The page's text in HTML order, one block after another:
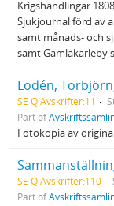
Krigshandlingar
Sjukjournal förd av
samt månads- och
samt Gamlakarleby
SE Q Avskrifter:11
Part of
Fotokopia av
SE Q Avskrifter:110
Part of